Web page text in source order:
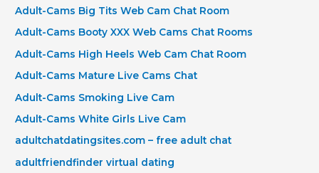
Adult-Cams Big Tits Web Cam Chat Room
Adult-Cams Booty XXX Web Cams Chat Rooms
Adult-Cams High Heels Web Cam Chat Room
Adult-Cams Mature Live Cams Chat
Adult-Cams Smoking Live Cam
Adult-Cams White Girls Live Cam
adultchatdatingsites.com – free adult chat
adultfriendfinder virtual dating